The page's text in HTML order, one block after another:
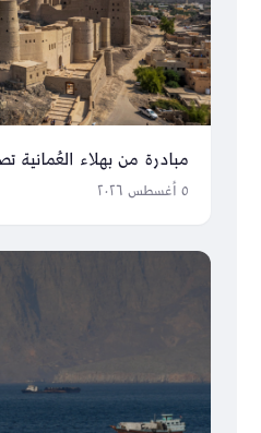
مبادرة من بهلاء العُمانية
٥ أغسطس ٢٠٢٦